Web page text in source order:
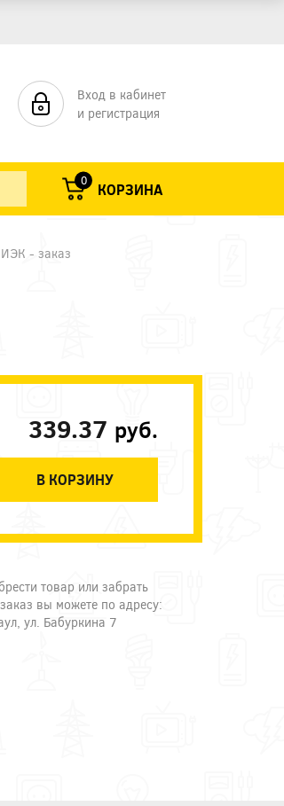
Вход в кабинет
и регистрация
0 КОРЗИНА
- заказ
339.37 руб.
В КОРЗИНУ
товар или забрать
вы можете по адресу:
ул. Бабуркина 7